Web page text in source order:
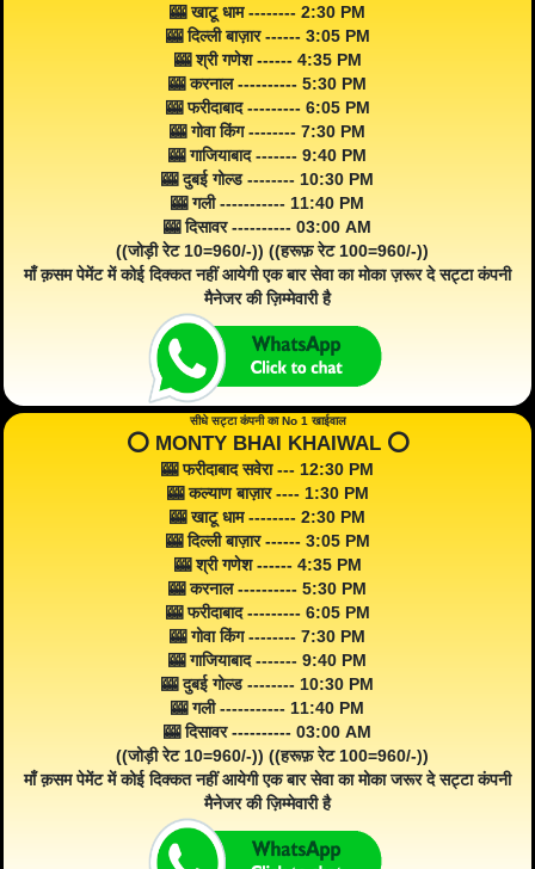
🎰 खाटू धाम -------- 2:30 PM
🎰 दिल्ली बाज़ार ------ 3:05 PM
🎰 श्री गणेश ------ 4:35 PM
🎰 करनाल ---------- 5:30 PM
🎰 फरीदाबाद --------- 6:05 PM
🎰 गोवा किंग -------- 7:30 PM
🎰 गाजियाबाद ------- 9:40 PM
🎰 दुबई गोल्ड -------- 10:30 PM
🎰 गली ----------- 11:40 PM
🎰 दिसावर ---------- 03:00 AM
((जोड़ी रेट 10=960/-)) ((हरूफ़ रेट 100=960/-))
माँ क़सम पेमेंट में कोई दिक्कत नहीं आयेगी एक बार सेवा का मोका ज़रूर दे सट्टा कंपनी
मैनेजर की ज़िम्मेवारी है
सीधे सट्टा कंपनी का No 1 खाईवाल
⭕️ MONTY BHAI KHAIWAL ⭕️
🎰 फरीदाबाद सवेरा --- 12:30 PM
🎰 कल्याण बाज़ार ---- 1:30 PM
🎰 खाटू धाम -------- 2:30 PM
🎰 दिल्ली बाज़ार ------ 3:05 PM
🎰 श्री गणेश ------ 4:35 PM
🎰 करनाल ---------- 5:30 PM
🎰 फरीदाबाद --------- 6:05 PM
🎰 गोवा किंग -------- 7:30 PM
🎰 गाजियाबाद ------- 9:40 PM
🎰 दुबई गोल्ड -------- 10:30 PM
🎰 गली ----------- 11:40 PM
🎰 दिसावर ---------- 03:00 AM
((जोड़ी रेट 10=960/-)) ((हरूफ़ रेट 100=960/-))
माँ क़सम पेमेंट में कोई दिक्कत नहीं आयेगी एक बार सेवा का मोका जरूर दे सट्टा कंपनी
मैनेजर की ज़िम्मेवारी है